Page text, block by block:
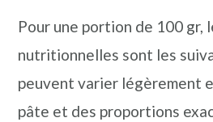
Pour une portion de 100 gr,
nutritionnelles sont les
peuvent varier légèrement
pâte et des proportions